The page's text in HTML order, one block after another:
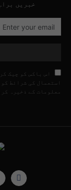
خبریں
اس باکس کو چیک
استعمال کی شرائط
معلومات کے ذخیرہ